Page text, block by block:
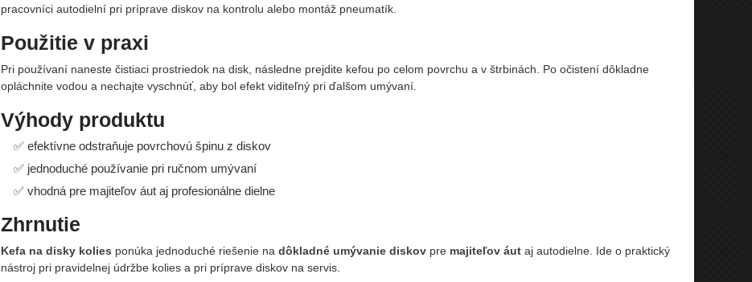
pracovníci autodielní pri príprave diskov na kontrolu alebo montáž pneumatík.
Použitie v praxi
Pri používaní naneste čistiaci prostriedok na disk, následne prejdite kefou po celom povrchu a v štrbinách. Po očistení dôkladne
opláchnite vodou a nechajte vyschnúť, aby bol efekt viditeľný pri ďalšom umývaní.
Výhody produktu
✅ efektívne odstraňuje povrchovú špinu z diskov
✅ jednoduché používanie pri ručnom umývaní
✅ vhodná pre majiteľov áut aj profesionálne dielne
Zhrnutie
Kefa na disky kolies ponúka jednoduché riešenie na dôkladné umývanie diskovpre majiteľov áutaj autodielne. Ide o praktický
nástroj pri pravidelnej údržbe kolies a pri príprave diskov na servis.